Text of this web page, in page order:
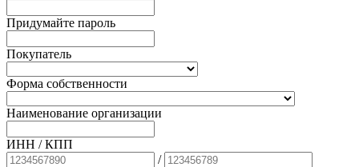
Придумайте пароль
Покупатель
Форма собственности
Наименование организации
ИНН / КПП
/